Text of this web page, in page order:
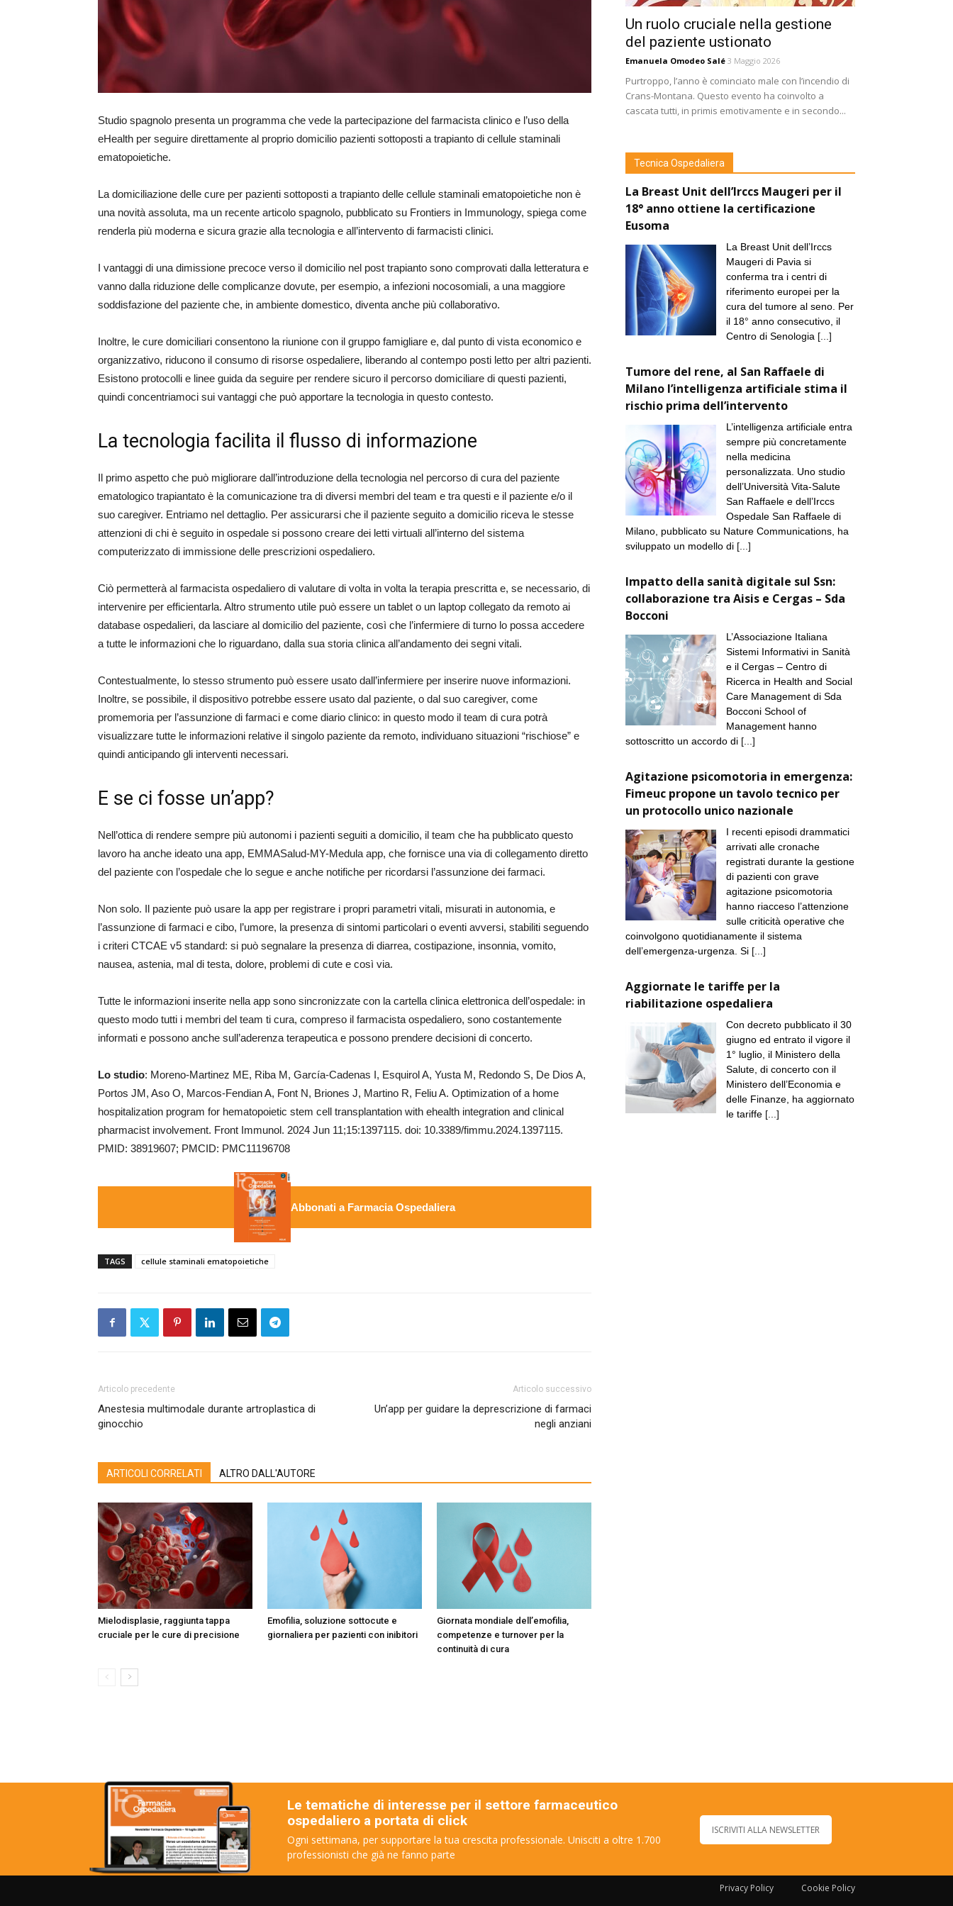
Studio spagnolo presenta un programma che vede la partecipazione del farmacista clinico e l’uso della
eHealth per seguire direttamente al proprio domicilio pazienti sottoposti a trapianto di cellule staminali
ematopoietiche.
La domiciliazione delle cure per pazienti sottoposti a trapianto delle cellule staminali ematopoietiche non è
una novità assoluta, ma un recente articolo spagnolo, pubblicato su Frontiers in Immunology, spiega come
renderla più moderna e sicura grazie alla tecnologia e all’intervento di farmacisti clinici.
I vantaggi di una dimissione precoce verso il domicilio nel post trapianto sono comprovati dalla letteratura e
vanno dalla riduzione delle complicanze dovute, per esempio, a infezioni nocosomiali, a una maggiore
soddisfazione del paziente che, in ambiente domestico, diventa anche più collaborativo.
Inoltre, le cure domiciliari consentono la riunione con il gruppo famigliare e, dal punto di vista economico e
organizzativo, riducono il consumo di risorse ospedaliere, liberando al contempo posti letto per altri pazienti.
Esistono protocolli e linee guida da seguire per rendere sicuro il percorso domiciliare di questi pazienti,
quindi concentriamoci sui vantaggi che può apportare la tecnologia in questo contesto.
La tecnologia facilita il flusso di informazione
Il primo aspetto che può migliorare dall’introduzione della tecnologia nel percorso di cura del paziente
ematologico trapiantato è la comunicazione tra di diversi membri del team e tra questi e il paziente e/o il
suo caregiver. Entriamo nel dettaglio. Per assicurarsi che il paziente seguito a domicilio riceva le stesse
attenzioni di chi è seguito in ospedale si possono creare dei letti virtuali all’interno del sistema
computerizzato di immissione delle prescrizioni ospedaliero.
Ciò permetterà al farmacista ospedaliero di valutare di volta in volta la terapia prescritta e, se necessario, di
intervenire per efficientarla. Altro strumento utile può essere un tablet o un laptop collegato da remoto ai
database ospedalieri, da lasciare al domicilio del paziente, così che l’infermiere di turno lo possa accedere
a tutte le informazioni che lo riguardano, dalla sua storia clinica all’andamento dei segni vitali.
Contestualmente, lo stesso strumento può essere usato dall’infermiere per inserire nuove informazioni.
Inoltre, se possibile, il dispositivo potrebbe essere usato dal paziente, o dal suo caregiver, come
promemoria per l’assunzione di farmaci e come diario clinico: in questo modo il team di cura potrà
visualizzare tutte le informazioni relative il singolo paziente da remoto, individuano situazioni “rischiose” e
quindi anticipando gli interventi necessari.
E se ci fosse un’app?
Nell’ottica di rendere sempre più autonomi i pazienti seguiti a domicilio, il team che ha pubblicato questo
lavoro ha anche ideato una app, EMMASalud-MY-Medula app, che fornisce una via di collegamento diretto
del paziente con l’ospedale che lo segue e anche notifiche per ricordarsi l’assunzione dei farmaci.
Non solo. Il paziente può usare la app per registrare i propri parametri vitali, misurati in autonomia, e
l’assunzione di farmaci e cibo, l’umore, la presenza di sintomi particolari o eventi avversi, stabiliti seguendo
i criteri CTCAE v5 standard: si può segnalare la presenza di diarrea, costipazione, insonnia, vomito,
nausea, astenia, mal di testa, dolore, problemi di cute e così via.
Tutte le informazioni inserite nella app sono sincronizzate con la cartella clinica elettronica dell’ospedale: in
questo modo tutti i membri del team ti cura, compreso il farmacista ospedaliero, sono costantemente
informati e possono anche sull’aderenza terapeutica e possono prendere decisioni di concerto.
Lo studio: Moreno-Martinez ME, Riba M, García-Cadenas I, Esquirol A, Yusta M, Redondo S, De Dios A,
Portos JM, Aso O, Marcos-Fendian A, Font N, Briones J, Martino R, Feliu A. Optimization of a home
hospitalization program for hematopoietic stem cell transplantation with ehealth integration and clinical
pharmacist involvement. Front Immunol. 2024 Jun 11;15:1397115. doi: 10.3389/fimmu.2024.1397115.
PMID: 38919607; PMCID: PMC11196708
Abbonati a Farmacia Ospedaliera
TAGS cellule staminali ematopoietiche
Articolo precedente
Anestesia multimodale durante artroplastica di
ginocchio
Articolo successivo
Un’app per guidare la deprescrizione di farmaci
negli anziani
ARTICOLI CORRELATI ALTRO DALL'AUTORE
Mielodisplasie, raggiunta tappa
cruciale per le cure di precisione
Emofilia, soluzione sottocute e
giornaliera per pazienti con inibitori
Giornata mondiale dell’emofilia,
competenze e turnover per la
continuità di cura
Un ruolo cruciale nella gestione
del paziente ustionato
Emanuela Omodeo Salé 3 Maggio 2026
Purtroppo, l’anno è cominciato male con l’incendio di
Crans-Montana. Questo evento ha coinvolto a
cascata tutti, in primis emotivamente e in secondo...
Tecnica Ospedaliera
La Breast Unit dell’Irccs Maugeri per il
18° anno ottiene la certificazione
Eusoma
La Breast Unit dell’Irccs
Maugeri di Pavia si
conferma tra i centri di
riferimento europei per la
cura del tumore al seno. Per
il 18° anno consecutivo, il
Centro di Senologia [...]
Tumore del rene, al San Raffaele di
Milano l’intelligenza artificiale stima il
rischio prima dell’intervento
L’intelligenza artificiale entra
sempre più concretamente
nella medicina
personalizzata. Uno studio
dell’Università Vita-Salute
San Raffaele e dell’Irccs
Ospedale San Raffaele di
Milano, pubblicato su Nature Communications, ha
sviluppato un modello di [...]
Impatto della sanità digitale sul Ssn:
collaborazione tra Aisis e Cergas – Sda
Bocconi
L’Associazione Italiana
Sistemi Informativi in Sanità
e il Cergas – Centro di
Ricerca in Health and Social
Care Management di Sda
Bocconi School of
Management hanno
sottoscritto un accordo di [...]
Agitazione psicomotoria in emergenza:
Fimeuc propone un tavolo tecnico per
un protocollo unico nazionale
I recenti episodi drammatici
arrivati alle cronache
registrati durante la gestione
di pazienti con grave
agitazione psicomotoria
hanno riacceso l’attenzione
sulle criticità operative che
coinvolgono quotidianamente il sistema
dell’emergenza-urgenza. Si [...]
Aggiornate le tariffe per la
riabilitazione ospedaliera
Con decreto pubblicato il 30
giugno ed entrato il vigore il
1° luglio, il Ministero della
Salute, di concerto con il
Ministero dell’Economia e
delle Finanze, ha aggiornato
le tariffe [...]
Le tematiche di interesse per il settore farmaceutico
ospedaliero a portata di click
Ogni settimana, per supportare la tua crescita professionale. Unisciti a oltre 1.700
professionisti che già ne fanno parte
ISCRIVITI ALLA NEWSLETTER
Privacy Policy Cookie Policy